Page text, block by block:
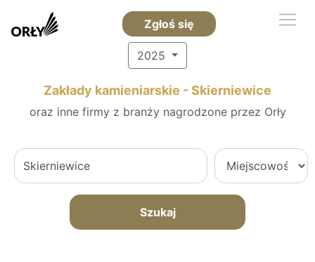
Zgłoś się
2025
Zakłady kamieniarskie - Skierniewice
oraz inne firmy z branży nagrodzone przez Orły
Szukaj